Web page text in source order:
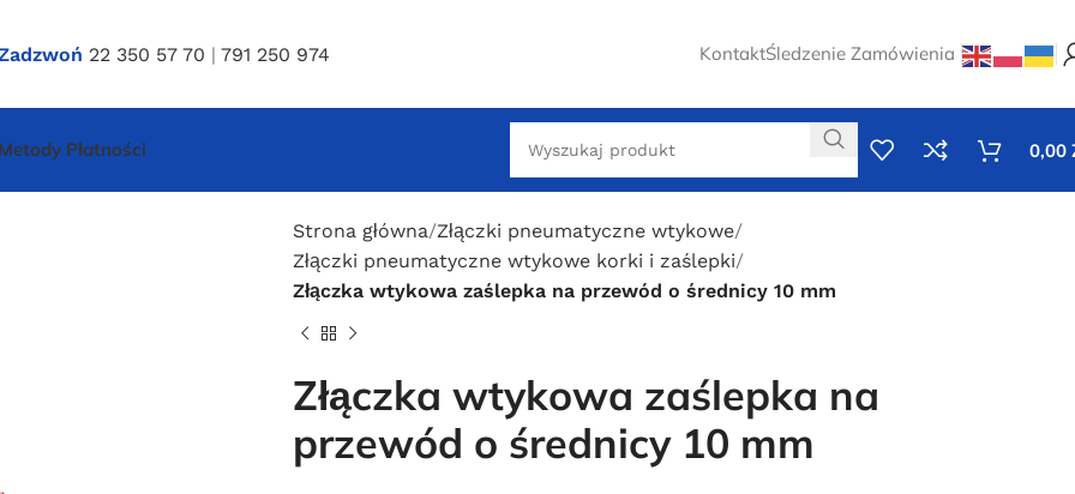
22 350 57 70 |791 250 974 KontaktŚledzenie Zamówienia
Metody Płatności 0,00
Strona główna Złączki pneumatyczne wtykowe
Złączki pneumatyczne wtykowe korki i zaślepki
Złączka wtykowa zaślepka na przewód o średnicy 10 mm
Złączka wtykowa zaślepka na
przewód o średnicy 10 mm